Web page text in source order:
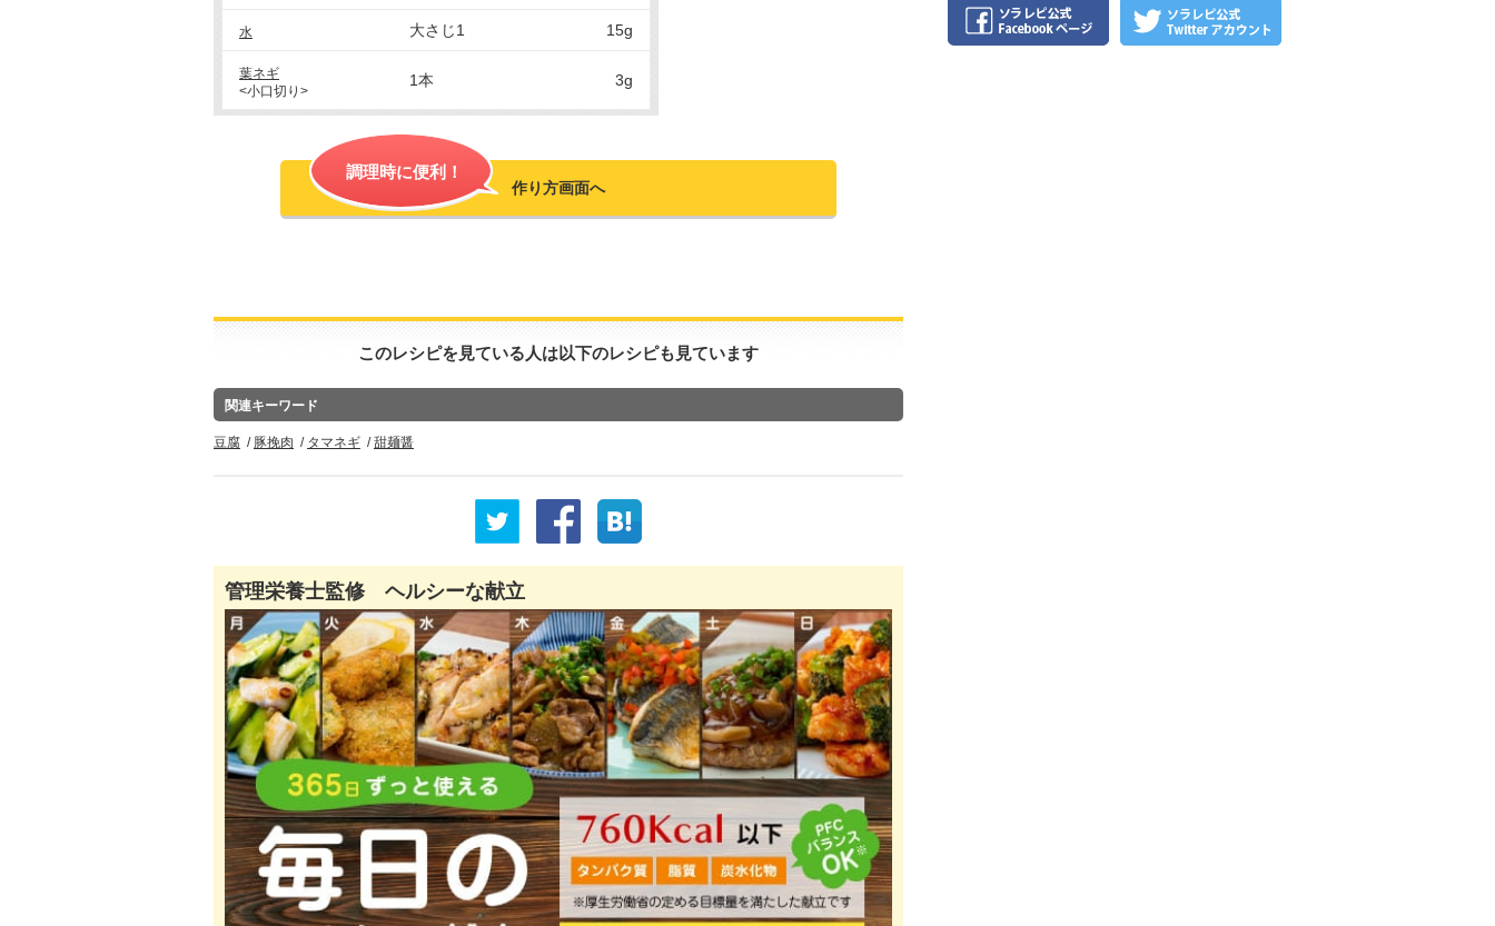
水 大さじ1 15g
葉ネギ
<小口切り>
1本 3g
調理時に便利！
作り方画面へ
このレシピを見ている人は以下のレシピも見ています
関連キーワード
豆腐 豚挽肉 タマネギ 甜麺醤
管理栄養士監修 ヘルシーな献立